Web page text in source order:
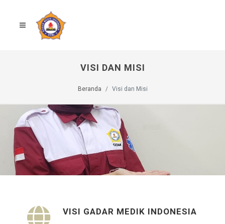
VISI DAN MISI
Beranda Visi dan Misi
VISI GADAR MEDIK INDONESIA